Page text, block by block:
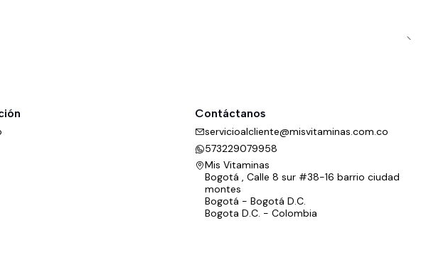
Contáctanos
servicioalcliente@misvitaminas.com.co
573229079958
Mis Vitaminas
Bogotá , Calle 8 sur #38-16 barrio ciudad
montes
Bogotá - Bogotá D.C.
Bogota D.C. - Colombia